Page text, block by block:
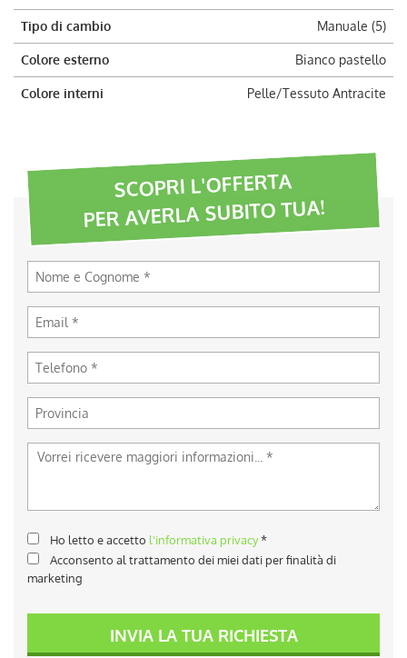
Tipo di cambio Manuale (5)
Colore esterno Bianco pastello
Colore interni Pelle/Tessuto Antracite
SCOPRI L'OFFERTA
PER AVERLA SUBITO TUA!
Ho letto e accetto l'informativa privacy*
Acconsento al trattamento dei miei dati per finalità di
marketing
INVIA LA TUA RICHIESTA